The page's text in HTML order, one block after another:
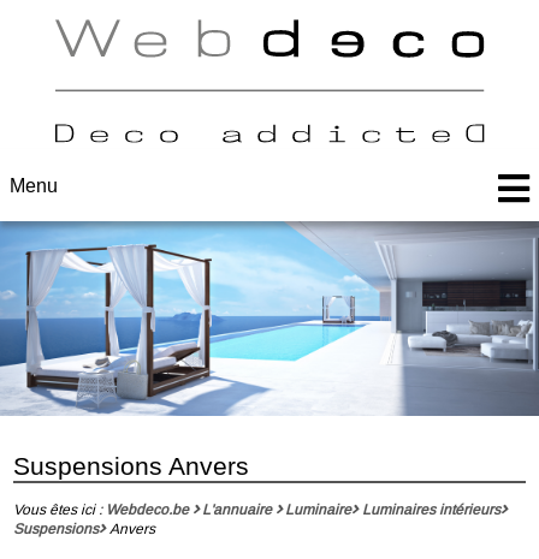
Menu
Suspensions Anvers
Vous êtes ici : Webdeco.be L'annuaire Luminaire
Luminaires intérieurs
Suspensions Anvers